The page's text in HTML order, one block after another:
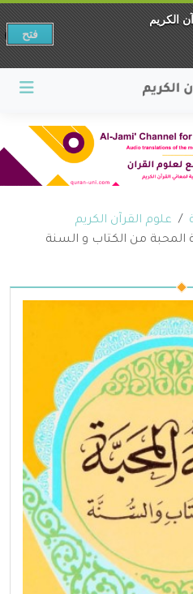
علوم القرآن الكريم
من الكتاب و السنة
الكريم
فتح